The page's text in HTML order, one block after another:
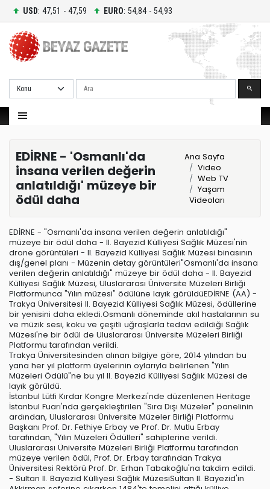
USD: 47,51 - 47,59 EURO: 54,84 - 54,93
Ara
EDİRNE - 'Osmanlı'da
insana verilen değerin
anlatıldığı' müzeye bir
ödül daha
Ana Sayfa
Video
Web TV
Yaşam
Videoları
EDİRNE - "Osmanlı'da insana verilen değerin anlatıldığı"
müzeye bir ödül daha - II. Bayezid Külliyesi Sağlık Müzesi'nin
drone görüntüleri - II. Bayezid Külliyesi Sağlık Müzesi binasının
dış/genel planı - Müzenin detay görüntüleri"Osmanlı'da insana
verilen değerin anlatıldığı" müzeye bir ödül daha - II. Bayezid
Külliyesi Sağlık Müzesi, Uluslararası Üniversite Müzeleri Birliği
Platformunca "Yılın müzesi" ödülüne layık görüldüEDİRNE (AA) -
Trakya Üniversitesi II. Bayezid Külliyesi Sağlık Müzesi, ödüllerine
bir yenisini daha ekledi.Osmanlı döneminde akıl hastalarının su
ve müzik sesi, koku ve çeşitli uğraşlarla tedavi edildiği Sağlık
Müzesi'ne bir ödül de Uluslararası Üniversite Müzeleri Birliği
Platformu tarafından verildi.
Trakya Üniversitesinden alınan bilgiye göre, 2014 yılından bu
yana her yıl platform üyelerinin oylarıyla belirlenen "Yılın
Müzeleri Ödülü"ne bu yıl II. Bayezid Külliyesi Sağlık Müzesi de
layık görüldü.
İstanbul Lütfi Kırdar Kongre Merkezi'nde düzenlenen Heritage
İstanbul Fuarı'nda gerçekleştirilen "Sıra Dışı Müzeler" panelinin
ardından, Uluslararası Üniversite Müzeler Birliği Platformu
Başkanı Prof. Dr. Fethiye Erbay ve Prof. Dr. Mutlu Erbay
tarafından, "Yılın Müzeleri Ödülleri" sahiplerine verildi.
Uluslararası Üniversite Müzeleri Birliği Platformu tarafından
müzeye verilen ödül, Prof. Dr. Erbay tarafından Trakya
Üniversitesi Rektörü Prof. Dr. Erhan Tabakoğlu'na takdim edildi.
- Sultan II. Bayezid Külliyesi Sağlık MüzesiSultan II. Bayezid'in